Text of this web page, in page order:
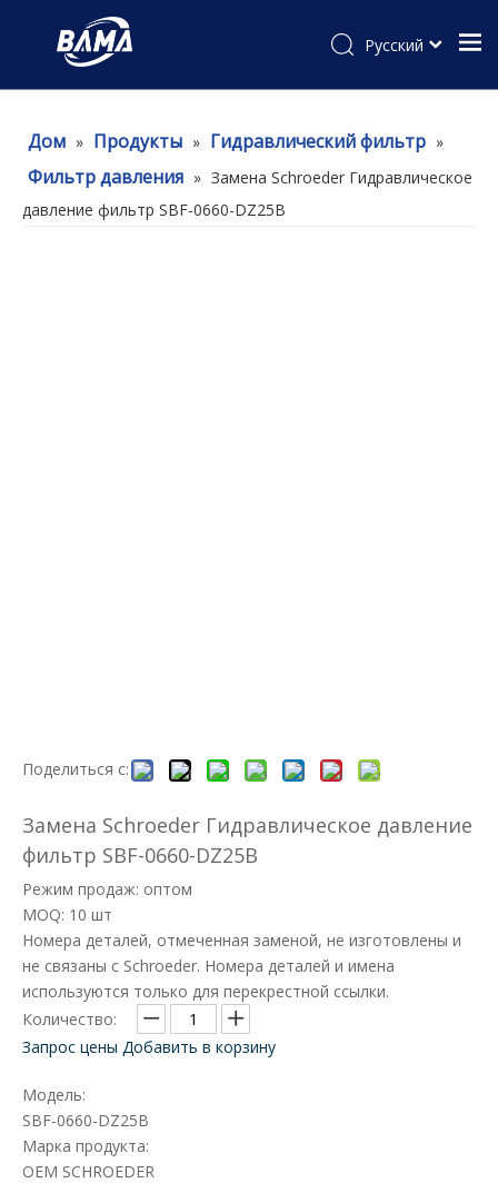
Pусский
Дом » Продукты » Гидравлический фильтр »
Фильтр давления » Замена Schroeder Гидравлическое
давление фильтр SBF-0660-DZ25B
Поделиться с:
Замена Schroeder Гидравлическое давление
фильтр SBF-0660-DZ25B
Режим продаж: оптом
MOQ: 10 шт
Номера деталей, отмеченная заменой, не изготовлены и
не связаны с Schroeder. Номера деталей и имена
используются только для перекрестной ссылки.
Количество:
Запрос цены Добавить в корзину
Модель:
SBF-0660-DZ25B
Марка продукта:
OEM SCHROEDER